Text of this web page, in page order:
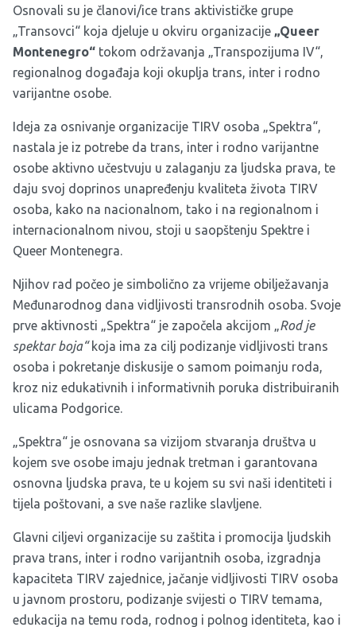
Osnovali su je članovi/ice trans aktivističke grupe
„Transovci“ koja djeluje u okviru organizacije „Queer
Montenegro“ tokom održavanja „Transpozijuma IV“,
regionalnog događaja koji okuplja trans, inter i rodno
varijantne osobe.
Ideja za osnivanje organizacije TIRV osoba „Spektra“,
nastala je iz potrebe da trans, inter i rodno varijantne
osobe aktivno učestvuju u zalaganju za ljudska prava, te
daju svoj doprinos unapređenju kvaliteta života TIRV
osoba, kako na nacionalnom, tako i na regionalnom i
internacionalnom nivou, stoji u saopštenju Spektre i
Queer Montenegra.
Njihov rad počeo je simbolično za vrijeme obilježavanja
Međunarodnog dana vidljivosti transrodnih osoba. Svoje
prve aktivnosti „Spektra“ je započela akcijom „Rod je
spektar boja“ koja ima za cilj podizanje vidljivosti trans
osoba i pokretanje diskusije o samom poimanju roda,
kroz niz edukativnih i informativnih poruka distribuiranih
ulicama Podgorice.
„Spektra“ je osnovana sa vizijom stvaranja društva u
kojem sve osobe imaju jednak tretman i garantovana
osnovna ljudska prava, te u kojem su svi naši identiteti i
tijela poštovani, a sve naše razlike slavljene.
Glavni ciljevi organizacije su zaštita i promocija ljudskih
prava trans, inter i rodno varijantnih osoba, izgradnja
kapaciteta TIRV zajednice, jačanje vidljivosti TIRV osoba
u javnom prostoru, podizanje svijesti o TIRV temama,
edukacija na temu roda, rodnog i polnog identiteta, kao i